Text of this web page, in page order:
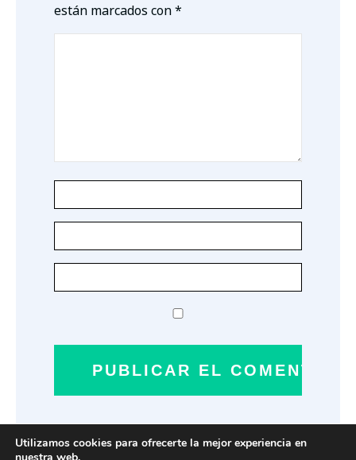
están marcados con*
Utilizamos cookies para ofrecerte la mejor experiencia en